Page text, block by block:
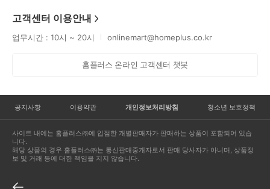
고객센터 이용안내
업무시간 : 10시 ~ 20시 onlinemart@homeplus.co.kr
홈플러스 온라인 고객센터 챗봇
공지사항 이용약관 개인정보처리방침 청소년 보호정책
사이트 내에는 홈플러스㈜에 입점한 개별판매자가 판매하는 상품이 포함되어 있습
니다.
해당 상품의 경우 홈플러스㈜는 통신판매중개자로서 판매 당사자가 아니며, 상품정
보 및 거래 등에 대한 책임을 지지 않습니다.